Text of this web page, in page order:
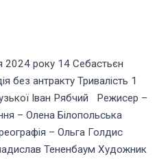
2024 року 14 Себастьєн
без антракту Тривалість 1
Іван Рябчий Режисер –
– Олена Білопольська
– Ольга Голдис
Тененбаум Художник